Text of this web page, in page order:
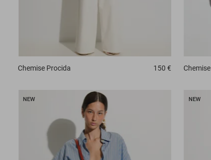
Chemise Procida 150 € Chemise
NEW NEW